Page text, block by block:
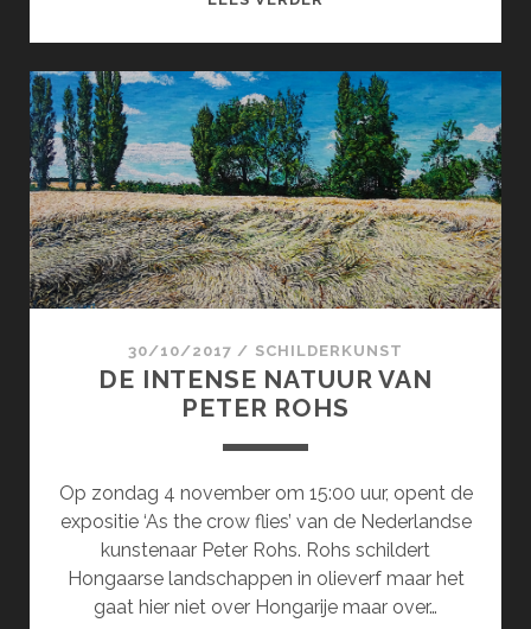
30/10/2017 / SCHILDERKUNST
DE INTENSE NATUUR VAN
PETER ROHS
Op zondag 4 november om 15:00 uur, opent de
expositie ‘As the crow flies’ van de Nederlandse
kunstenaar Peter Rohs. Rohs schildert
Hongaarse landschappen in olieverf maar het
gaat hier niet over Hongarije maar over…